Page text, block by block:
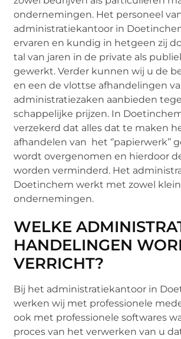
ondernemingen. Het personeel
administratiekantoor in
ervaren en kundig in hetgeen zij
tal van jaren in de private als
gewerkt. Verder kunnen wij u de
en een de vlottse afhandelingen
administratiezaken aanbieden
schappelijke prijzen. In
verzekerd dat alles dat te maken
afhandelen van het ‘’papierwerk’’
wordt overgenomen en hierdoor
worden verminderd. Het
Doetinchem werkt met zowel
ondernemingen.
WELKE
HANDELINGEN
VERRICHT?
Bij het administratiekantoor in
werken wij met professionele
ook met professionele softwares
proces van het verwerken van u